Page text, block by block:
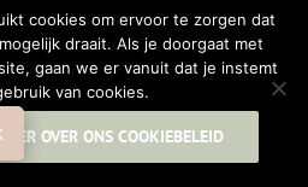
cookies om ervoor te zorgen dat
draait. Als je doorgaat met
gaan we er vanuit dat je instemt
van cookies.
OVER ONS COOKIEBELEID